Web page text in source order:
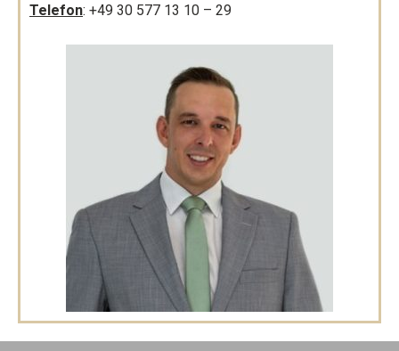
Telefon: +49 30 577 13 10 – 29